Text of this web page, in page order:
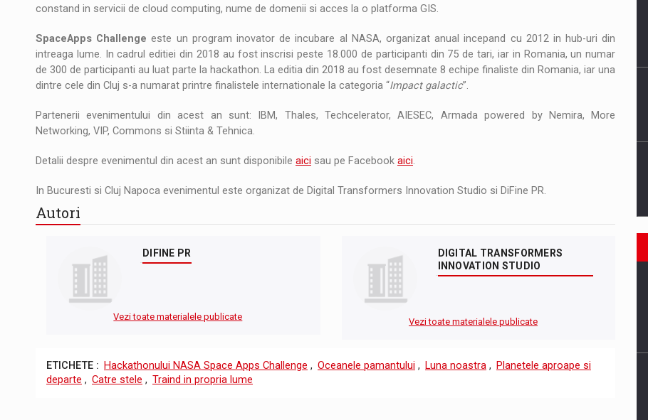
constand in servicii de cloud computing, nume de domenii si acces la o platforma GIS.
SpaceApps Challenge este un program inovator de incubare al NASA, organizat anual incepand cu 2012 in hub-uri din
intreaga lume. In cadrul editiei din 2018 au fost inscrisi peste 18.000 de participanti din 75 de tari, iar in Romania, un numar
de 300 de participanti au luat parte la hackathon. La editia din 2018 au fost desemnate 8 echipe finaliste din Romania, iar una
dintre cele din Cluj s-a numarat printre finalistele internationale la categoria “Impact galactic”.
Partenerii evenimentului din acest an sunt: IBM, Thales, Techcelerator, AIESEC, Armada powered by Nemira, More
Networking, VIP, Commons si Stiinta & Tehnica.
Detalii despre evenimentul din acest an sunt disponibile aici sau pe Facebook aici.
In Bucuresti si Cluj Napoca evenimentul este organizat de Digital Transformers Innovation Studio si DiFine PR.
Autori
DIFINE PR
Vezi toate materialele publicate
DIGITAL TRANSFORMERS
INNOVATION STUDIO
Vezi toate materialele publicate
ETICHETE : Hackathonului NASA Space Apps Challenge , Oceanele pamantului , Luna noastra , Planetele aproape si
departe , Catre stele , Traind in propria lume